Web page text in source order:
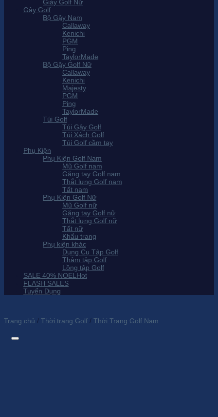
Giày Golf Nữ
Gậy Golf
Bộ Gậy Nam
Callaway
Kenichi
PGM
Ping
TaylorMade
Bộ Gậy Golf Nữ
Callaway
Kenichi
Majesty
PGM
Ping
TaylorMade
Túi Golf
Túi Gậy Golf
Túi Xách Golf
Túi Golf cầm tay
Phụ Kiện
Phụ Kiện Golf Nam
Mũ Golf nam
Găng tay Golf nam
Thắt lưng Golf nam
Tất nam
Phụ Kiện Golf Nữ
Mũ Golf nữ
Găng tay Golf nữ
Thắt lưng Golf nữ
Tất nữ
Khẩu trang
Phụ kiện khác
Dụng Cụ Tập Golf
Thảm tập Golf
Lồng tập Golf
SALE 40% NOEL
FLASH SALES
Tuyển Dụng
Trang chủ / Thời trang Golf / Thời Trang Golf Nam